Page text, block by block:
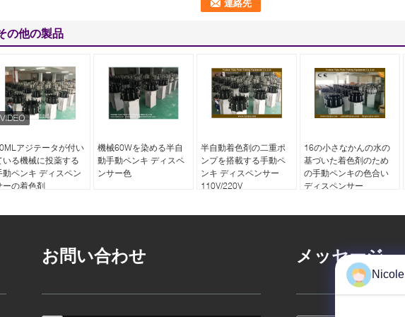
の他の製品
アジテータが付い
いる機械に投薬する
動ペンキ ディスペン
ーの着色剤
機械60Wを染める半自
動手動ペンキ ディスペ
ンサー色
半自動着色剤の二重ポ
ンプを搭載する手動ペ
ンキ ディスペンサー
110V/220V
16の小さなかんの水の
基づいた着色剤のため
の手動ペンキの色合い
ディスペンサー
お問い合わせ メッセージ
Nicole